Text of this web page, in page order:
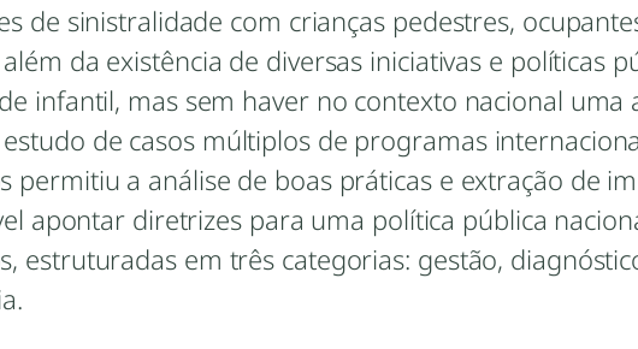
de sinistralidade com crianças pedestres,
da existência de diversas iniciativas e políticas
infantil, mas sem haver no contexto nacional uma
de casos múltiplos de programas
permitiu a análise de boas práticas e extração de
apontar diretrizes para uma política pública
estruturadas em três categorias: gestão,